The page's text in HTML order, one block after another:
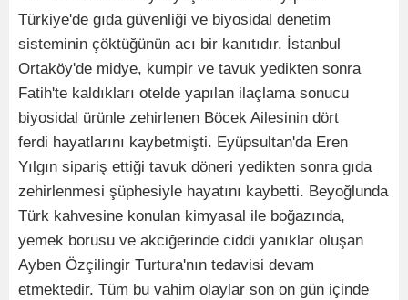
Türkiye'de gıda güvenliği ve biyosidal denetim
sisteminin çöktüğünün acı bir kanıtıdır. İstanbul
Ortaköy'de midye, kumpir ve tavuk yedikten sonra
Fatih'te kaldıkları otelde yapılan ilaçlama sonucu
biyosidal ürünle zehirlenen Böcek Ailesinin dört
ferdi hayatlarını kaybetmişti. Eyüpsultan'da Eren
Yılgın sipariş ettiği tavuk döneri yedikten sonra gıda
zehirlenmesi şüphesiyle hayatını kaybetti. Beyoğlunda
Türk kahvesine konulan kimyasal ile boğazında,
yemek borusu ve akciğerinde ciddi yanıklar oluşan
Ayben Özçilingir Turtura'nın tedavisi devam
etmektedir. Tüm bu vahim olaylar son on gün içinde